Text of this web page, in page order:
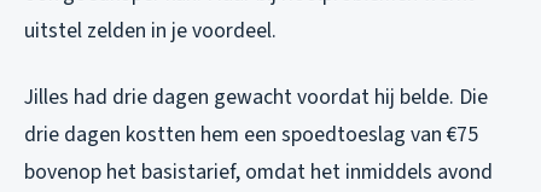
uitstel zelden in je voordeel.
Jilles had drie dagen gewacht voordat hij belde. Die
drie dagen kostten hem een spoedtoeslag van €75
bovenop het basistarief, omdat het inmiddels avond